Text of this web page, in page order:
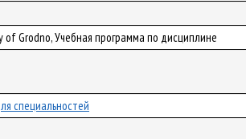
Grodno, Учебная программа по дисциплине
специальностей